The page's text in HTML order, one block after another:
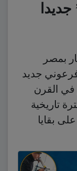
بمصر
فرعوني جديد
في القرن
تاريخية
بقايا